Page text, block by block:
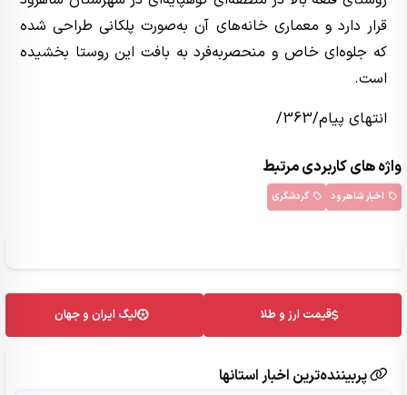
قرار دارد و معماری خانه‌های آن به‌صورت پلکانی طراحی شده
که جلوه‌ای خاص و منحصربه‌فرد به بافت این روستا بخشیده
است.
انتهای پیام/363/
واژه های کاربردی مرتبط
اخبار شاهرود گردشگری
قیمت ارز و طلا لیگ ایران و جهان
پربیننده‌ترین اخبار استانها